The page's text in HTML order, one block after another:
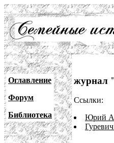
Оглавление
Форум
Библиотека
журнал
Ссылки:
Юрий